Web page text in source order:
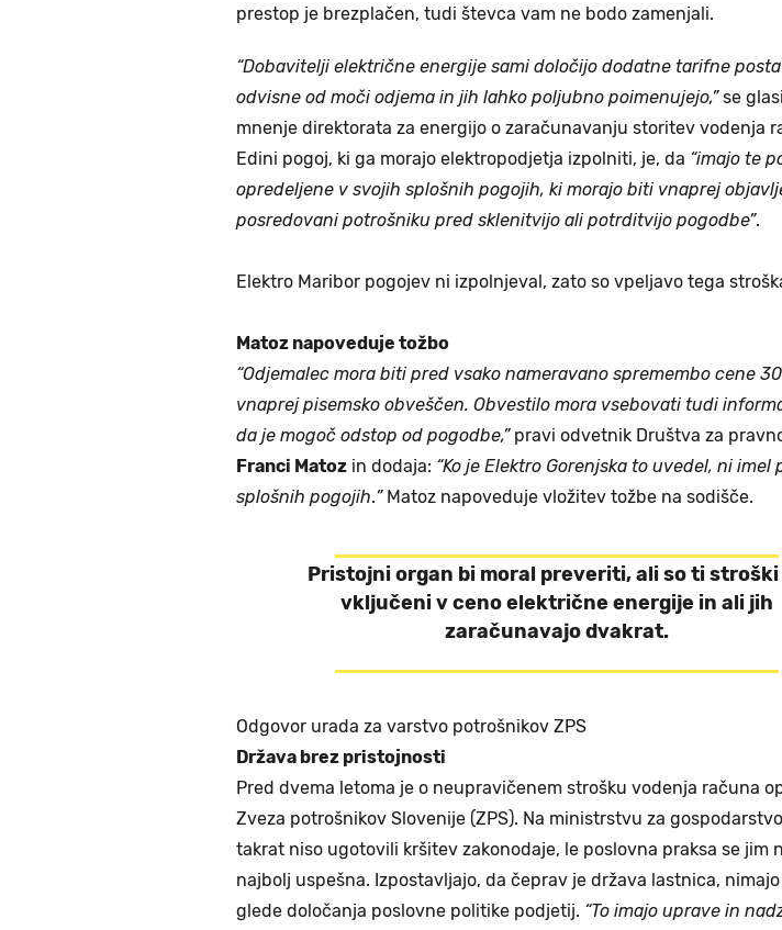
prestop je brezplačen, tudi števca vam ne bodo zamenjali.
“Dobavitelji električne energije sami določijo dodatne tarifne
odvisne od moči odjema in jih lahko poljubno poimenujejo,”se
mnenje direktorata za energijo o zaračunavanju storitev vodenja
Edini pogoj, ki ga morajo elektropodjetja izpolniti, je, da “imajo te
opredeljene v svojih splošnih pogojih, ki morajo biti vnaprej
posredovani potrošniku pred sklenitvijo ali potrditvijo pogodbe”.
Elektro Maribor pogojev ni izpolnjeval, zato so vpeljavo tega
Matoz napoveduje tožbo
“Odjemalec mora biti pred vsako nameravano spremembo cene
vnaprej pisemsko obveščen. Obvestilo mora vsebovati tudi
da je mogoč odstop od pogodbe,”pravi odvetnik Društva za
Franci Matoz in dodaja: “Ko je Elektro Gorenjska to uvedel, ni imel
splošnih pogojih.”Matoz napoveduje vložitev tožbe na sodišče.
Pristojni organ bi moral preveriti, ali so ti stroški
vključeni v ceno električne energije in ali jih
zaračunavajo dvakrat.
Odgovor urada za varstvo potrošnikov ZPS
Država brez pristojnosti
Pred dvema letoma je o neupravičenem strošku vodenja računa
Zveza potrošnikov Slovenije (ZPS). Na ministrstvu za
takrat niso ugotovili kršitev zakonodaje, le poslovna praksa se jim
najbolj uspešna. Izpostavljajo, da čeprav je država lastnica,
glede določanja poslovne politike podjetij. “To imajo uprave in